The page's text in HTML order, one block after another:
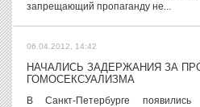
запрещающий пропаганду не...
06.04.2012, 14:42
НАЧАЛИСЬ ЗАДЕРЖАНИЯ ЗА
ГОМОСЕКСУАЛИЗМА
В Санкт-Петербурге